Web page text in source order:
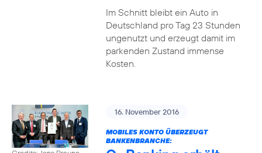
Im Schnitt bleibt ein Auto in
Deutschland pro Tag 23 Stunden
ungenutzt und erzeugt damit im
parkenden Zustand immense
Kosten.
16. November 2016
MOBILES KONTO ÜBERZEUGT
BANKENBRANCHE: